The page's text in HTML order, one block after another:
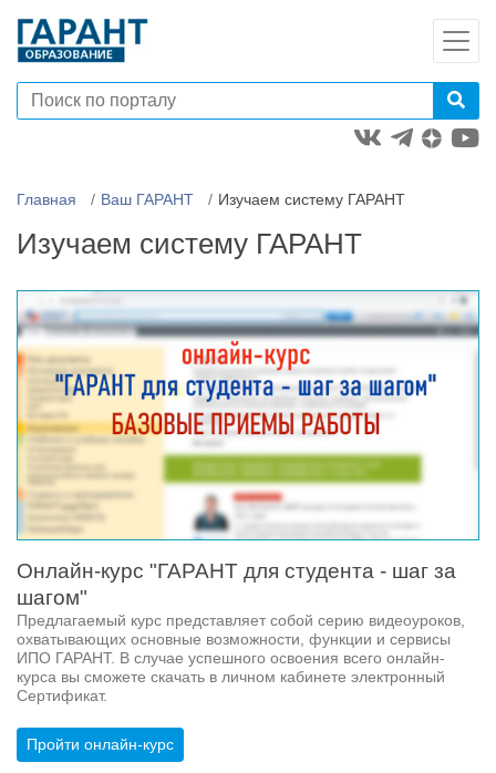
Главная Ваш ГАРАНТ Изучаем систему ГАРАНТ
Изучаем систему ГАРАНТ
Онлайн-курс "ГАРАНТ для студента - шаг за
шагом"
Предлагаемый курс представляет собой серию видеоуроков,
охватывающих основные возможности, функции и сервисы
ИПО ГАРАНТ. В случае успешного освоения всего онлайн-
курса вы сможете скачать в личном кабинете электронный
Сертификат.
Пройти онлайн-курс